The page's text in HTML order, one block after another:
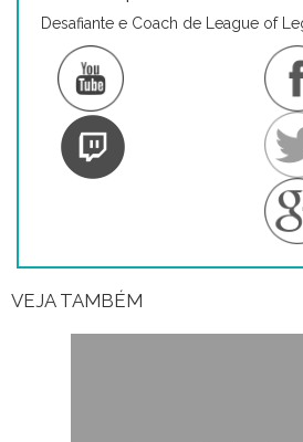
Desafiante e Coach de League of
VEJA TAMBÉM